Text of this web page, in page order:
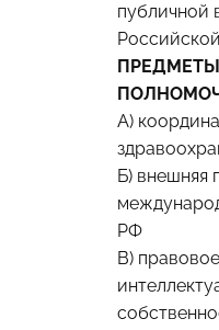
публичной
А)
Б) внешняя
РФ
В)